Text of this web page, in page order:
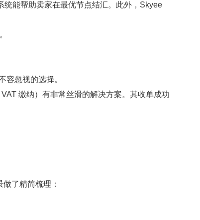
统能帮助卖家在最优节点结汇。此外，Skyee
忽视的选择。
缴纳）有非常丝滑的解决方案。其收单成功
了精简梳理：